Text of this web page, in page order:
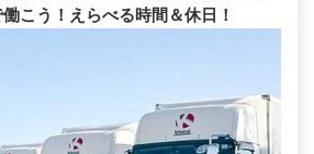
こう！えらべる時間＆休日！